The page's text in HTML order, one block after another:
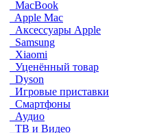
MacBook
Apple Mac
Аксессуары Apple
Samsung
Xiaomi
Уценённый товар
Dyson
Игровые приставки
Смартфоны
Аудио
ТВ и Видео